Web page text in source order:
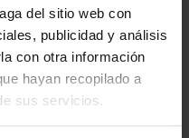
del sitio web con
publicidad y análisis
con otra información
hayan recopilado a
sus servicios.